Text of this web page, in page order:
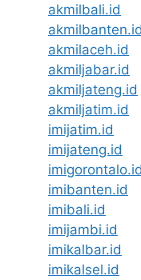
akmilbali.id
akmilbanten.id
akmilaceh.id
akmiljabar.id
akmiljateng.id
akmiljatim.id
imijatim.id
imijateng.id
imigorontalo.id
imibanten.id
imibali.id
imijambi.id
imikalbar.id
imikalsel.id